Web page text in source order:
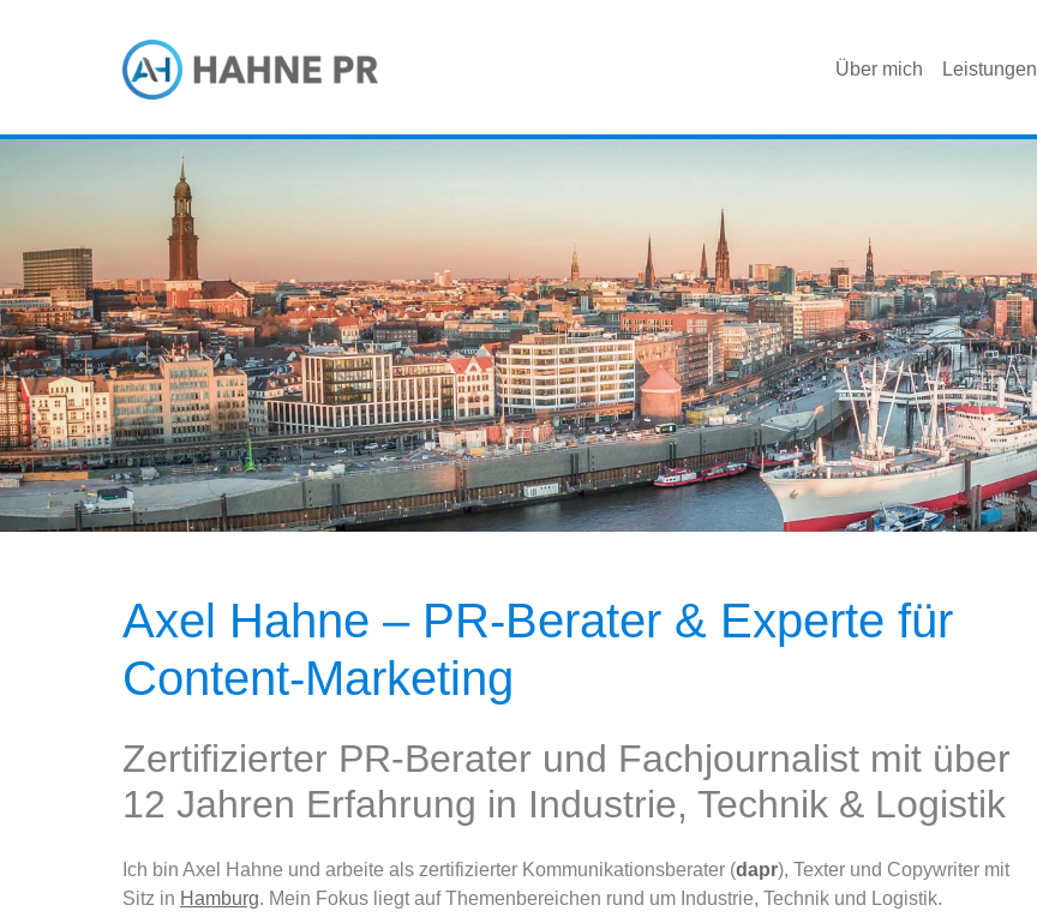
Über mich Leistungen
Axel Hahne – PR-Berater & Experte für
Content-Marketing
Zertifizierter PR-Berater und Fachjournalist mit über
12 Jahren Erfahrung in Industrie, Technik & Logistik
Ich bin Axel Hahne und arbeite als zertifizierter Kommunikationsberater (dapr), Texter und Copywriter mit
Sitz in Hamburg. Mein Fokus liegt auf Themenbereichen rund um Industrie, Technik und Logistik.